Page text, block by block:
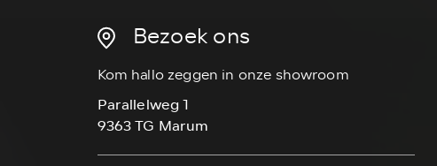
Bezoek ons
Kom hallo zeggen in onze showroom
Parallelweg 1
9363 TG Marum